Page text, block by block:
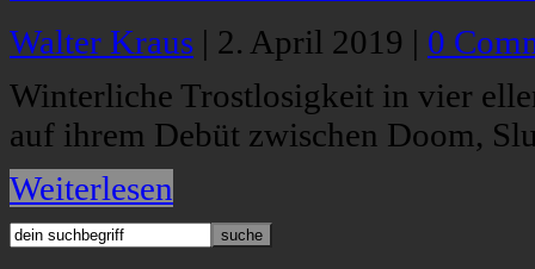
Walter Kraus | 2. April 2019 | 0
Winterliche Trostlosigkeit in vier
auf ihrem Debüt zwischen Doom,
Weiterlesen